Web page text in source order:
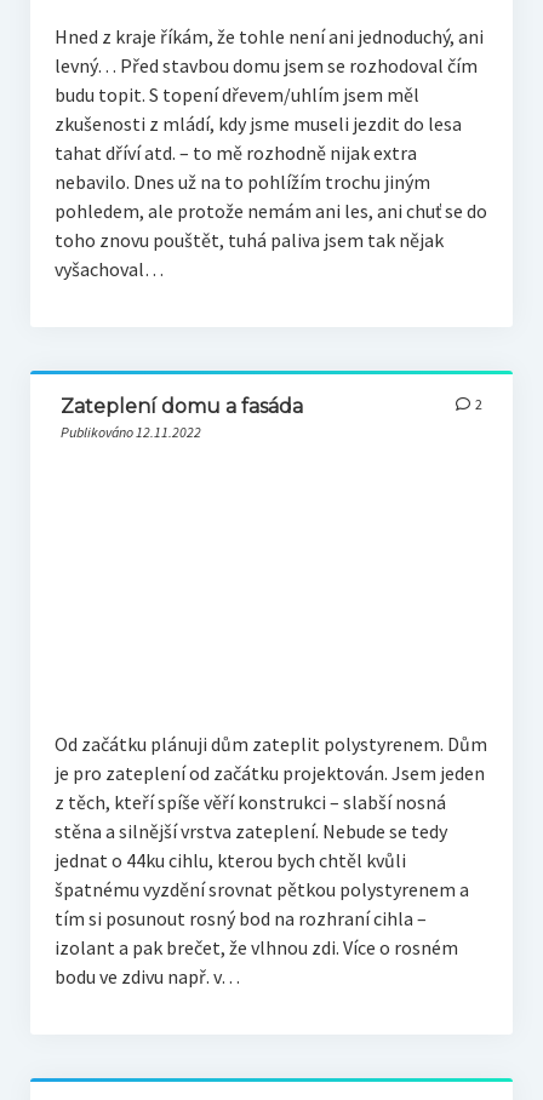
Hned z kraje říkám, že tohle není ani jednoduchý, ani
levný… Před stavbou domu jsem se rozhodoval čím
budu topit. S topení dřevem/uhlím jsem měl
zkušenosti z mládí, kdy jsme museli jezdit do lesa
tahat dříví atd. – to mě rozhodně nijak extra
nebavilo. Dnes už na to pohlížím trochu jiným
pohledem, ale protože nemám ani les, ani chuť se do
toho znovu pouštět, tuhá paliva jsem tak nějak
vyšachoval…
Zateplení domu a fasáda
Publikováno 12.11.2022
2
Od začátku plánuji dům zateplit polystyrenem. Dům
je pro zateplení od začátku projektován. Jsem jeden
z těch, kteří spíše věří konstrukci – slabší nosná
stěna a silnější vrstva zateplení. Nebude se tedy
jednat o 44ku cihlu, kterou bych chtěl kvůli
špatnému vyzdění srovnat pětkou polystyrenem a
tím si posunout rosný bod na rozhraní cihla –
izolant a pak brečet, že vlhnou zdi. Více o rosném
bodu ve zdivu např. v…